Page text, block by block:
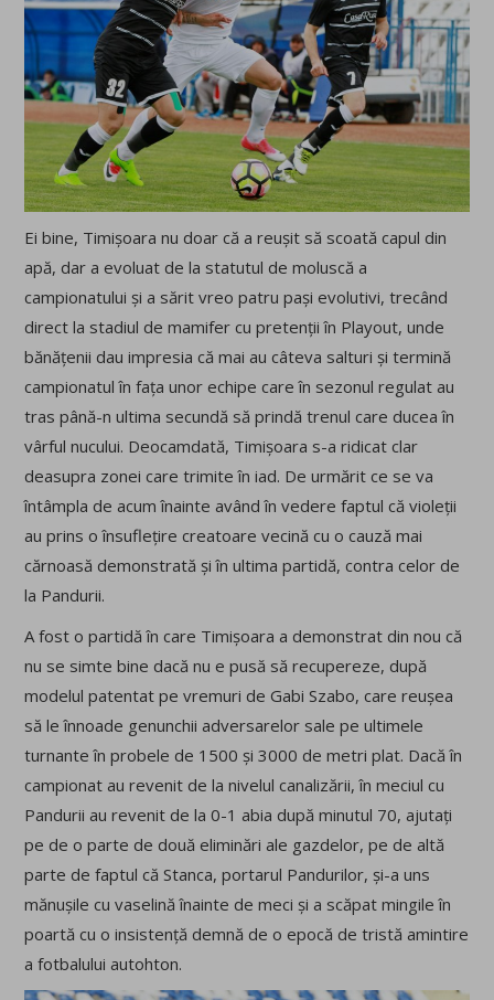
Ei bine, Timișoara nu doar că a reușit să scoată capul din
apă, dar a evoluat de la statutul de moluscă a
campionatului și a sărit vreo patru pași evolutivi, trecând
direct la stadiul de mamifer cu pretenții în Playout, unde
bănățenii dau impresia că mai au câteva salturi și termină
campionatul în fața unor echipe care în sezonul regulat au
tras până-n ultima secundă să prindă trenul care ducea în
vârful nucului. Deocamdată, Timișoara s-a ridicat clar
deasupra zonei care trimite în iad. De urmărit ce se va
întâmpla de acum înainte având în vedere faptul că violeții
au prins o însuflețire creatoare vecină cu o cauză mai
cărnoasă demonstrată și în ultima partidă, contra celor de
la Pandurii.
A fost o partidă în care Timișoara a demonstrat din nou că
nu se simte bine dacă nu e pusă să recupereze, după
modelul patentat pe vremuri de Gabi Szabo, care reușea
să le înnoade genunchii adversarelor sale pe ultimele
turnante în probele de 1500 și 3000 de metri plat. Dacă în
campionat au revenit de la nivelul canalizării, în meciul cu
Pandurii au revenit de la 0-1 abia după minutul 70, ajutați
pe de o parte de două eliminări ale gazdelor, pe de altă
parte de faptul că Stanca, portarul Pandurilor, și-a uns
mănușile cu vaselină înainte de meci și a scăpat mingile în
poartă cu o insistență demnă de o epocă de tristă amintire
a fotbalului autohton.